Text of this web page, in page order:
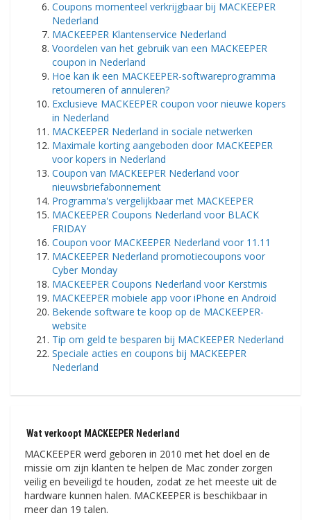
Coupons momenteel verkrijgbaar bij MACKEEPER
Nederland
MACKEEPER Klantenservice Nederland
Voordelen van het gebruik van een MACKEEPER
coupon in Nederland
Hoe kan ik een MACKEEPER-softwareprogramma
retourneren of annuleren?
Exclusieve MACKEEPER coupon voor nieuwe kopers
in Nederland
MACKEEPER Nederland in sociale netwerken
Maximale korting aangeboden door MACKEEPER
voor kopers in Nederland
Coupon van MACKEEPER Nederland voor
nieuwsbriefabonnement
Programma's vergelijkbaar met MACKEEPER
MACKEEPER Coupons Nederland voor BLACK
FRIDAY
Coupon voor MACKEEPER Nederland voor 11.11
MACKEEPER Nederland promotiecoupons voor
Cyber ​​​​Monday
MACKEEPER Coupons Nederland voor Kerstmis
MACKEEPER mobiele app voor iPhone en Android
Bekende software te koop op de MACKEEPER-
website
Tip om geld te besparen bij MACKEEPER Nederland
Speciale acties en coupons bij MACKEEPER
Nederland
Wat verkoopt MACKEEPER Nederland
MACKEEPER werd geboren in 2010 met het doel en de
missie om zijn klanten te helpen de Mac zonder zorgen
veilig en beveiligd te houden, zodat ze het meeste uit de
hardware kunnen halen. MACKEEPER is beschikbaar in
meer dan 19 talen.